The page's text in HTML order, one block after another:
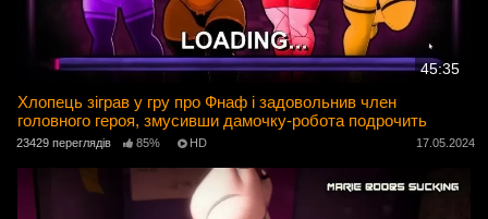
45:35
Хлопець зіграв у гру про Фнаф і задовольнив член
головного героя, змусивши дамочку-робота подрочить
23429 переглядів 85% HD 17.05.2024